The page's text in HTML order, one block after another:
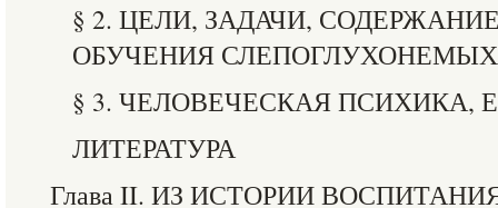
§ 2. ЦЕЛИ, ЗАДАЧИ,
ОБУЧЕНИЯ СЛЕПОГЛУХОНЕМЫХ
§ 3. ЧЕЛОВЕЧЕСКАЯ ПСИХИКА,
ЛИТЕРАТУРА
Глава II. ИЗ ИСТОРИИ